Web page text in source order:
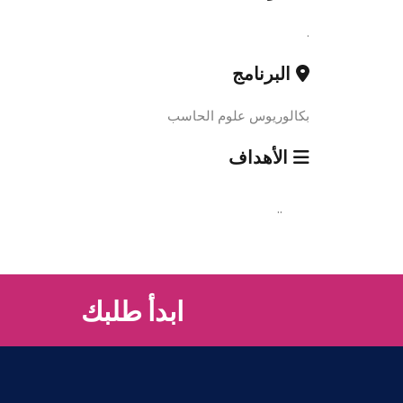
.
البرنامج
بكالوريوس علوم الحاسب
الأهداف
..
ابدأ طلبك